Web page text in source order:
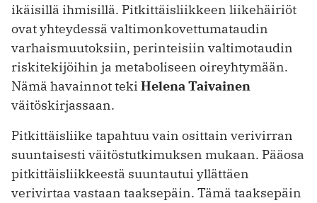
ikäisillä ihmisillä. Pitkittäisliikkeen liikehäiriöt
ovat yhteydessä valtimonkovettumataudin
varhaismuutoksiin, perinteisiin valtimotaudin
riskitekijöihin ja metaboliseen oireyhtymään.
Nämä havainnot teki Helena Taivainen
väitöskirjassaan.
Pitkittäisliike tapahtuu vain osittain verivirran
suuntaisesti väitöstutkimuksen mukaan. Pääosa
pitkittäisliikkeestä suuntautui yllättäen
verivirtaa vastaan taaksepäin. Tämä taaksepäin